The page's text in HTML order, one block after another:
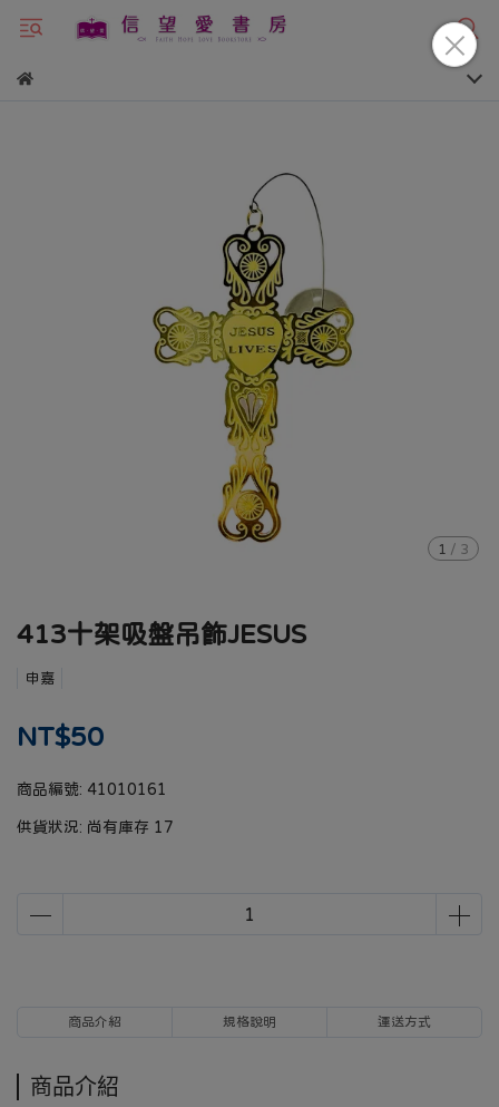
1 / 3
413十架吸盤吊飾JESUS
申嘉
NT$50
商品編號: 41010161
供貨狀況: 尚有庫存 17
商品介紹 規格說明 運送方式
商品介紹